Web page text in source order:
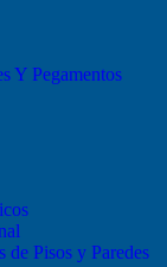
Y Pegamentos
de Pisos y Paredes